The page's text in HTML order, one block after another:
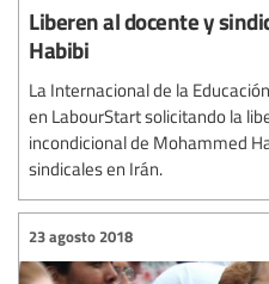
Liberen al docente y
Habibi
La Internacional de la
en LabourStart solicitando la
incondicional de Mohammed
sindicales en Irán.
23 agosto 2018